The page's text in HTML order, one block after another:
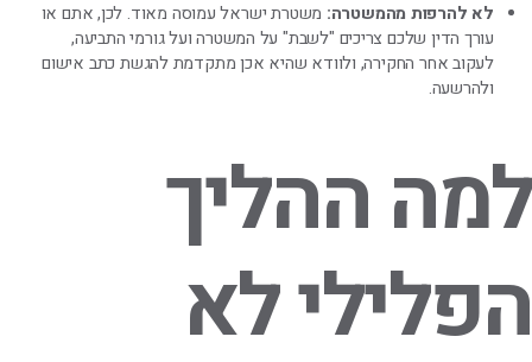
לא להרפות מהמשטרה: משטרת ישראל עמוסה מאוד. לכן, אתם או
עורך הדין שלכם צריכים "לשבת" על המשטרה ועל גורמי התביעה,
לעקוב אחר החקירה, ולוודא שהיא אכן מתקדמת להגשת כתב אישום
ולהרשעה.
למה ההליך
הפלילי לא